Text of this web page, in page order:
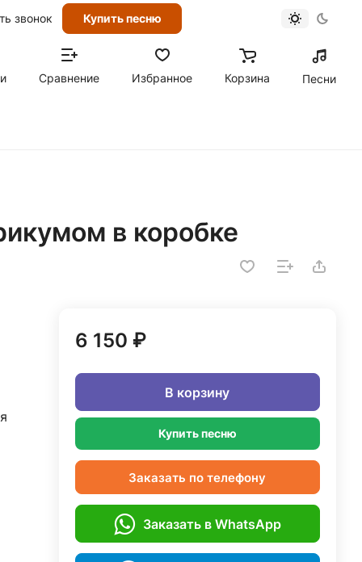
звонок Купить песню
Сравнение Избранное Корзина Песни
в коробке
6 150 ₽
В корзину
Купить песню
Заказать по телефону
Заказать в WhatsApp